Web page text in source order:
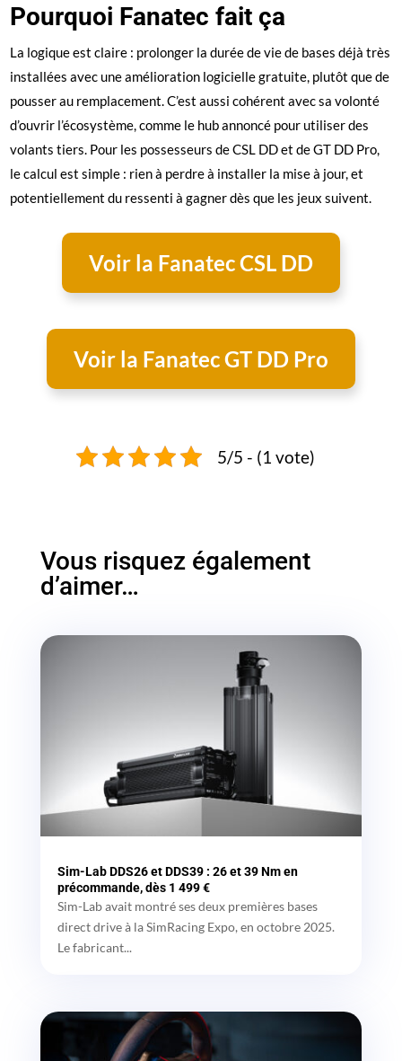
Pourquoi Fanatec fait ça
La logique est claire : prolonger la durée de vie de bases déjà très
installées avec une amélioration logicielle gratuite, plutôt que de
pousser au remplacement. C’est aussi cohérent avec sa volonté
d’ouvrir l’écosystème, comme le hub annoncé pour utiliser des
volants tiers. Pour les possesseurs de CSL DD et de GT DD Pro,
le calcul est simple : rien à perdre à installer la mise à jour, et
potentiellement du ressenti à gagner dès que les jeux suivent.
Voir la Fanatec CSL DD
Voir la Fanatec GT DD Pro
5/5 - (1 vote)
Vous risquez également
d’aimer…
Sim-Lab DDS26 et DDS39 : 26 et 39 Nm en
précommande, dès 1 499 €
Sim-Lab avait montré ses deux premières bases
direct drive à la SimRacing Expo, en octobre 2025.
Le fabricant...